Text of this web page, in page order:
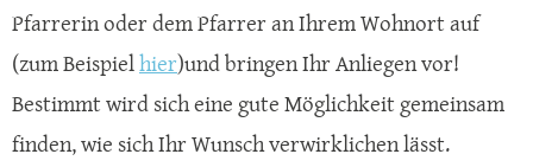
Pfarrerin oder dem Pfarrer an Ihrem Wohnort auf
(zum Beispielhier)und bringen Ihr Anliegen vor!
Bestimmt wird sich eine gute Möglichkeit gemeinsam
finden, wie sich Ihr Wunsch verwirklichen lässt.